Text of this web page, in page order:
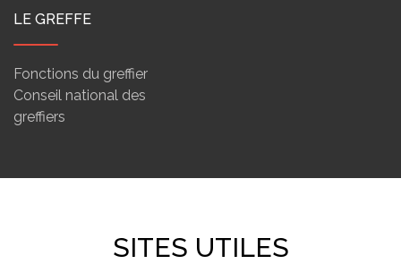
LE GREFFE
Fonctions du greffier
Conseil national des
greffiers
SITES UTILES